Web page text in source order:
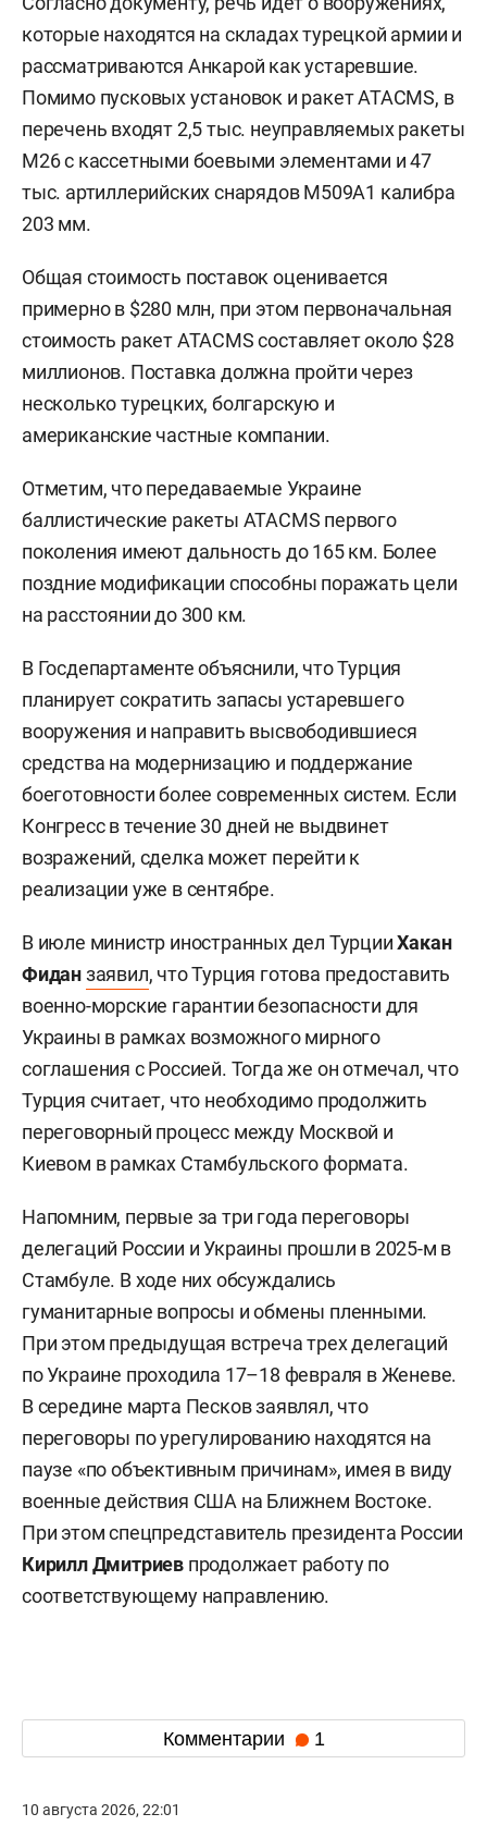
которые находятся на складах турецкой армии и
рассматриваются Анкарой как устаревшие.
Помимо пусковых установок и ракет ATACMS, в
перечень входят 2,5 тыс. неуправляемых ракеты
M26 с кассетными боевыми элементами и 47
тыс. артиллерийских снарядов M509A1 калибра
203 мм.
Общая стоимость поставок оценивается
примерно в $280 млн, при этом первоначальная
стоимость ракет ATACMS составляет около $28
миллионов. Поставка должна пройти через
несколько турецких, болгарскую и
американские частные компании.
Отметим, что передаваемые Украине
баллистические ракеты ATACMS первого
поколения имеют дальность до 165 км. Более
поздние модификации способны поражать цели
на расстоянии до 300 км.
В Госдепартаменте объяснили, что Турция
планирует сократить запасы устаревшего
вооружения и направить высвободившиеся
средства на модернизацию и поддержание
боеготовности более современных систем. Если
Конгресс в течение 30 дней не выдвинет
возражений, сделка может перейти к
реализации уже в сентябре.
В июле министр иностранных дел ТурцииХакан
Фиданзаявил, что Турция готова предоставить
военно-морские гарантии безопасности для
Украины в рамках возможного мирного
соглашения с Россией. Тогда же он отмечал, что
Турция считает, что необходимо продолжить
переговорный процесс между Москвой и
Киевом в рамках Стамбульского формата.
Напомним, первые за три года переговоры
делегаций России и Украины прошли в 2025-м в
Стамбуле. В ходе них обсуждались
гуманитарные вопросы и обмены пленными.
При этом предыдущая встреча трех делегаций
по Украине проходила 17–18 февраля в Женеве.
В середине марта Песков заявлял, что
переговоры по урегулированию находятся на
паузе «по объективным причинам», имея в виду
военные действия США на Ближнем Востоке.
При этом спецпредставитель президента России
Кирилл Дмитриев продолжает работу по
соответствующему направлению.
Комментарии 1
10 августа 2026, 22:01